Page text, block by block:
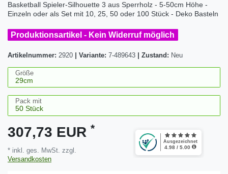
Basketball Spieler-Silhouette 3 aus Sperrholz - 5-50cm Höhe -
Einzeln oder als Set mit 10, 25, 50 oder 100 Stück - Deko Basteln
Produktionsartikel - Kein Widerruf möglich
Artikelnummer: 2920 Variante: 7-489643 Zustand: Neu
Größe
Pack mit
307,73 EUR *
* inkl. ges. MwSt. zzgl.
Versandkosten